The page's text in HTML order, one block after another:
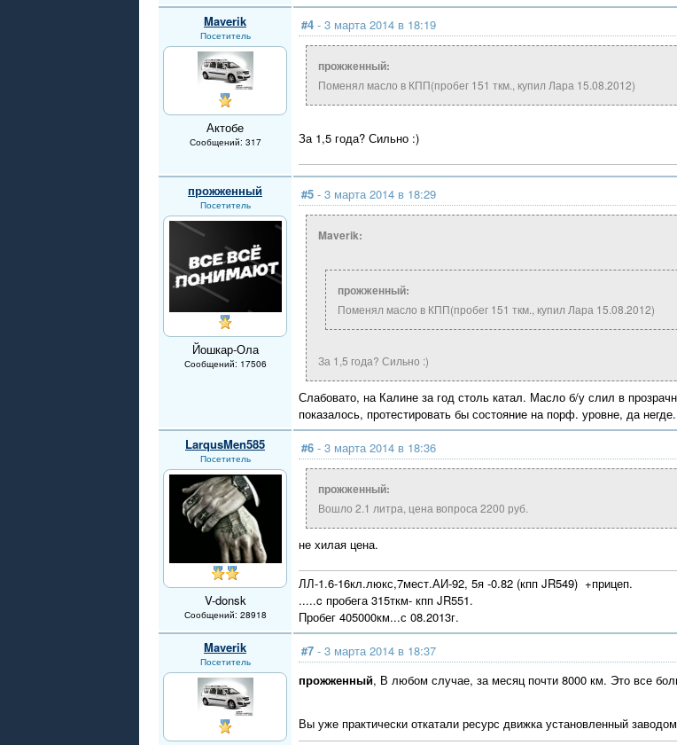
Maverik
Посетитель
Актобе
Сообщений: 317
#4 - 3 марта 2014 в 18:19
прожженный:
Поменял масло в КПП(пробег 151 ткм., купил Лара 15.08.2012)
За 1,5 года? Сильно :)
прожженный
Посетитель
Йошкар-Ола
Сообщений: 17506
#5 - 3 марта 2014 в 18:29
Maverik:
прожженный:
Поменял масло в КПП(пробег 151 ткм., купил Лара 15.08.2012)
За 1,5 года? Сильно :)
Слабовато, на Калине за год столь катал. Масло б/у слил в
показалось, протестировать бы состояние на порф. уровне, да негде.
LarqusMen585
Посетитель
V-donsk
Сообщений: 28918
#6 - 3 марта 2014 в 18:36
прожженный:
Вошло 2.1 литра, цена вопроса 2200 руб.
не хилая цена.
ЛЛ-1.6-16кл.люкс,7мест.АИ-92, 5я -0.82 (кпп JR549) +прицеп.
.....c пробега 315ткм- кпп JR551.
Пробег 405000км...с 08.2013г.
Maverik
Посетитель
#7 - 3 марта 2014 в 18:37
прожженный, В любом случае, за месяц почти 8000 км. Это все
Вы уже практически откатали ресурс движка установленный заводом